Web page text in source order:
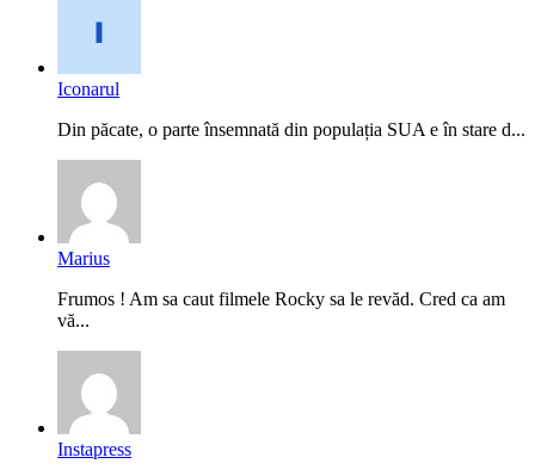
Iconarul
Din păcate, o parte însemnată din populația SUA e în stare d...
Marius
Frumos ! Am sa caut filmele Rocky sa le revăd. Cred ca am
vă...
Instapress